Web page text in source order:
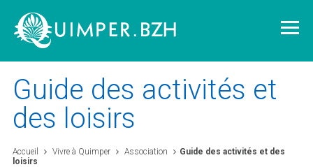
Vivre à Quimper
Guide des activités et
des loisirs
Accueil Vivre à Quimper Association
Guide des activités et des
loisirs